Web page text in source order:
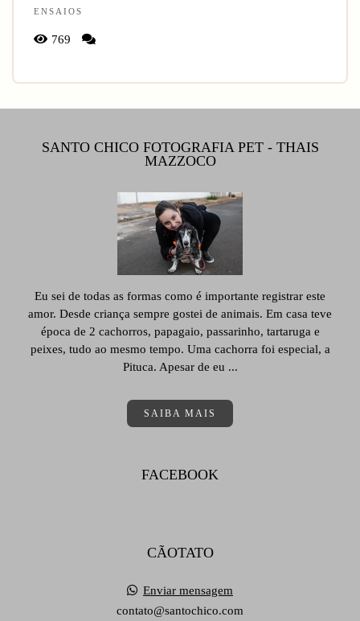
ENSAIOS
769
SANTO CHICO FOTOGRAFIA PET - THAIS
MAZZOCO
Eu sei de todas as formas como é importante registrar este
amor. Desde criança sempre gostei de animais. Em casa teve
época de 2 cachorros, papagaio, passarinho, tartaruga e
peixes, tudo ao mesmo tempo. Uma cachorra foi especial, a
Pituca. Apesar de eu ...
SAIBA MAIS
FACEBOOK
CÃOTATO
Enviar mensagem
contato@santochico.com